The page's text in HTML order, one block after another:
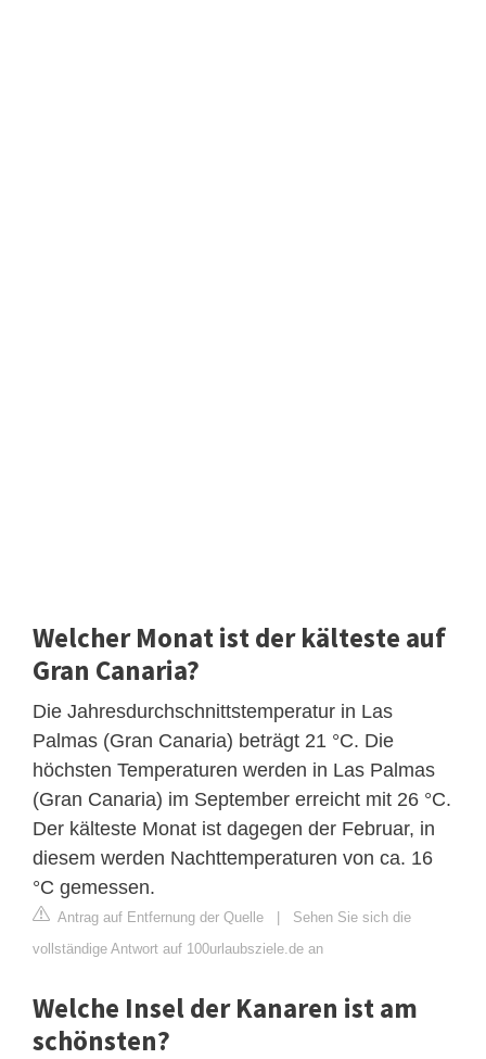
Welcher Monat ist der kälteste auf
Gran Canaria?
Die Jahresdurchschnittstemperatur in Las
Palmas (Gran Canaria) beträgt 21 °C. Die
höchsten Temperaturen werden in Las Palmas
(Gran Canaria) im September erreicht mit 26 °C.
Der kälteste Monat ist dagegen der Februar, in
diesem werden Nachttemperaturen von ca. 16
°C gemessen.
Antrag auf Entfernung der Quelle | Sehen Sie sich die
vollständige Antwort auf 100urlaubsziele.de an
Welche Insel der Kanaren ist am
schönsten?